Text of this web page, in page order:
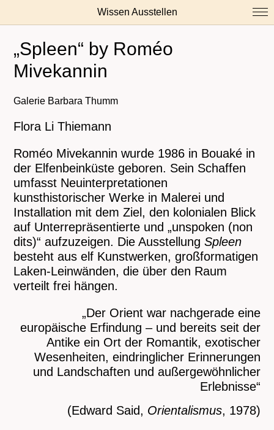
Wissen Ausstellen
„Spleen“ by Roméo
Mivekannin
Galerie Barbara Thumm
Flora Li Thiemann
Roméo Mivekannin wurde 1986 in Bouaké in
der Elfenbeinküste geboren. Sein Schaffen
umfasst Neuinterpretationen
kunsthistorischer Werke in Malerei und
Installation mit dem Ziel, den kolonialen Blick
auf Unterrepräsentierte und „unspoken (non
dits)“ aufzuzeigen. Die AusstellungSpleen
besteht aus elf Kunstwerken, großformatigen
Laken-Leinwänden, die über den Raum
verteilt frei hängen.
„Der Orient war nachgerade eine
europäische Erfindung – und bereits seit der
Antike ein Ort der Romantik, exotischer
Wesenheiten, eindringlicher Erinnerungen
und Landschaften und außergewöhnlicher
Erlebnisse“
(Edward Said, Orientalismus, 1978)